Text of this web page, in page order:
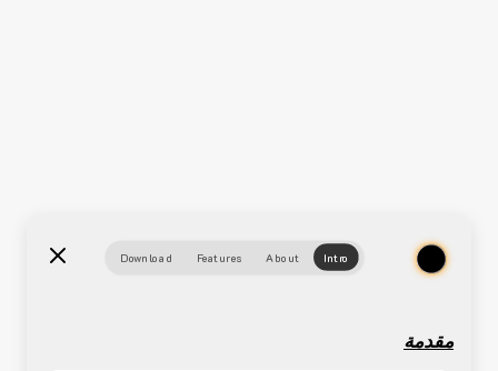
Intro
About
Features
Download
مقدمة